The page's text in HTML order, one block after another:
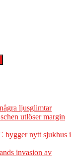
ljusglimtar
utlöser margin
bygger nytt sjukhus i
invasion av